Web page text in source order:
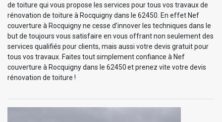
de toiture qui vous propose les services pour tous vos travaux de
rénovation de toiture à Rocquigny dans le 62450. En effet Nef
couverture à Rocquigny ne cesse d’innover les techniques dans le
but de toujours vous satisfaire en vous offrant non seulement des
services qualifiés pour clients, mais aussi votre devis gratuit pour
tous vos travaux. Faites tout simplement confiance à Nef
couverture à Rocquigny dans le 62450 et prenez vite votre devis
rénovation de toiture !